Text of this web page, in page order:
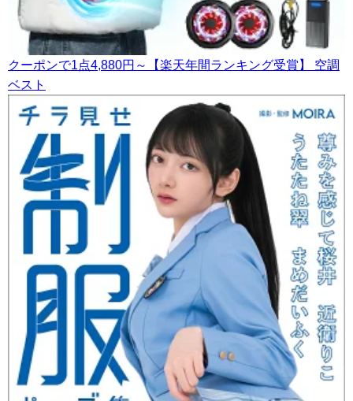
クーポンで1点4,880円～【楽天年間ランキング受賞】 空調
ベスト